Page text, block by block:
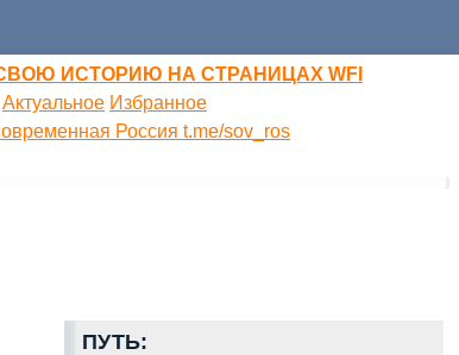
ИСТОРИЮ НА СТРАНИЦАХ WFI
Актуальное Избранное
Россия t.me/sov_ros
ПУТЬ: